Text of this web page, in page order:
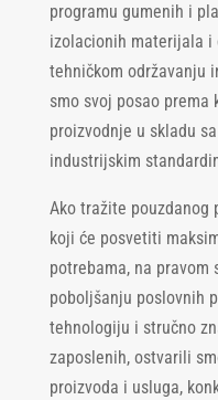
programu gumenih i
izolacionih materijala i
tehničkom održavanju
smo svoj posao
proizvodnje u skladu
industrijskim
Ako tražite pouzdanog
koji će posvetiti
potrebama, na pravom
poboljšanju poslovnih
tehnologiju i stručno
zaposlenih, ostvarili
proizvoda i usluga,